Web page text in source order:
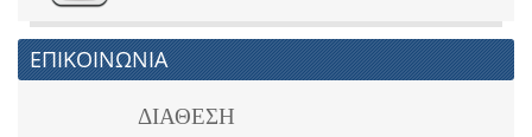
ΕΠΙΚΟΙΝΩΝΙΑ
ΔΙΑΘΕΣΗ